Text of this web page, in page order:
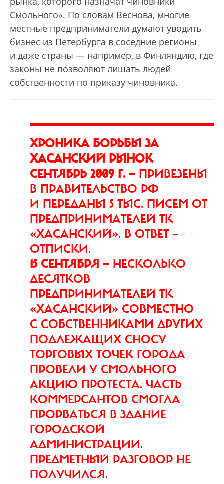
Смольного». По словам Веснова, многие
местные предприниматели думают уводить
бизнес из Петербурга в соседние регионы
и даже страны — например, в Финляндию, где
законы не позволяют лишать людей
собственности по приказу чиновника.
ХРОНИКА БОРЬБЫ ЗА
ХАСАНСКИЙ РЫНОК
СЕНТЯБРЬ 2009 Г. — ПРИВЕЗЕНЫ
В ПРАВИТЕЛЬСТВО РФ
И ПЕРЕДАНЫ 5 ТЫС. ПИСЕМ ОТ
ПРЕДПРИНИМАТЕЛЕЙ ТК
«ХАСАНСКИЙ». В ОТВЕТ —
ОТПИСКИ.
15 СЕНТЯБРЯ — НЕСКОЛЬКО
ДЕСЯТКОВ
ПРЕДПРИНИМАТЕЛЕЙ ТК
«ХАСАНСКИЙ» СОВМЕСТНО
С СОБСТВЕННИКАМИ ДРУГИХ
ПОДЛЕЖАЩИХ СНОСУ
ТОРГОВЫХ ТОЧЕК ГОРОДА
ПРОВЕЛИ У СМОЛЬНОГО
АКЦИЮ ПРОТЕСТА. ЧАСТЬ
КОММЕРСАНТОВ СМОГЛА
ПРОРВАТЬСЯ В ЗДАНИЕ
ГОРОДСКОЙ
АДМИНИСТРАЦИИ.
ПРЕДМЕТНЫЙ РАЗГОВОР НЕ
ПОЛУЧИЛСЯ.